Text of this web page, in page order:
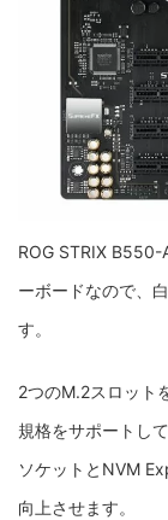
ROG STRIX B550-
ーボードなので、
す。
2つのM.2スロット
規格をサポートし
ソケットとNVM
向上させます。